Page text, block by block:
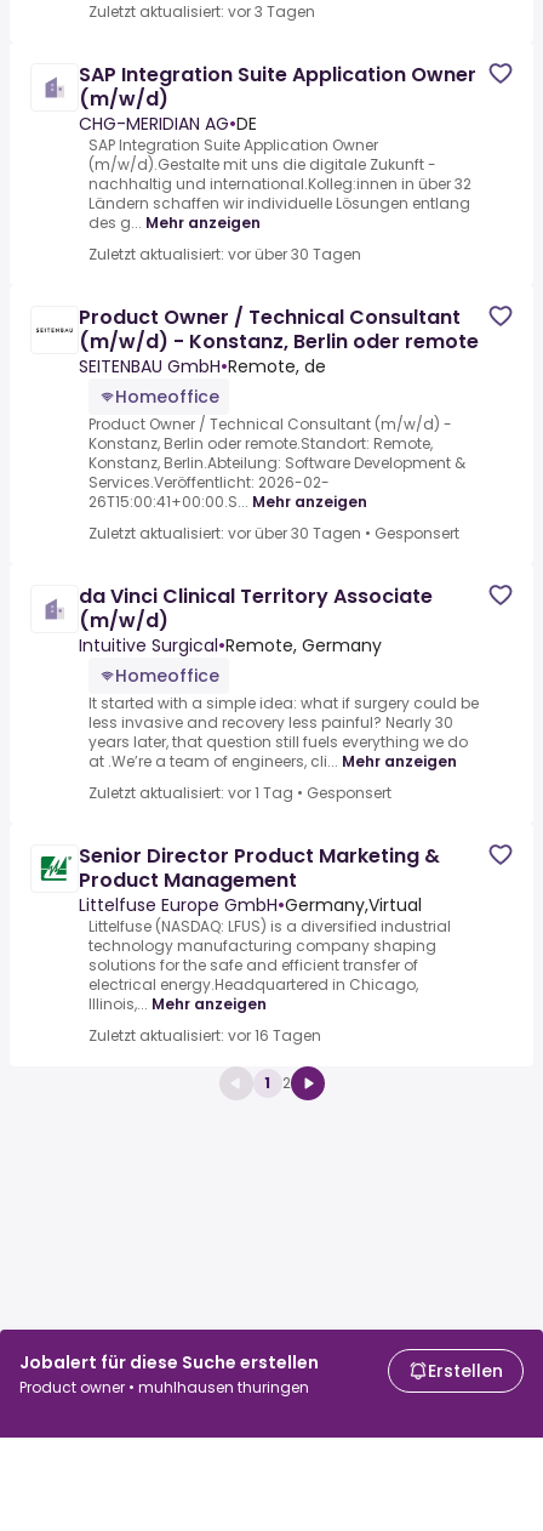
Jobalert für diese Suche erstellen
Product owner • muhlhausen thuringen
Erstellen
Zuletzt aktualisiert: vor 3 Tagen
SAP Integration Suite Application Owner
(m/w/d)
CHG-MERIDIAN AG•DE
SAP Integration Suite Application Owner
(m/w/d).Gestalte mit uns die digitale Zukunft -
nachhaltig und international.Kolleg:innen in über 32
Ländern schaffen wir individuelle Lösungen entlang
des g... Mehr anzeigen
Zuletzt aktualisiert: vor über 30 Tagen
Product Owner / Technical Consultant
(m/w/d) - Konstanz, Berlin oder remote
SEITENBAU GmbH•Remote, de
Homeoffice
Product Owner / Technical Consultant (m/w/d) -
Konstanz, Berlin oder remote.Standort: Remote,
Konstanz, Berlin.Abteilung: Software Development &
Services.Veröffentlicht: 2026-02-
26T15:00:41+00:00.S... Mehr anzeigen
Zuletzt aktualisiert: vor über 30 Tagen • Gesponsert
da Vinci Clinical Territory Associate
(m/w/d)
Intuitive Surgical•Remote, Germany
Homeoffice
It started with a simple idea: what if surgery could be
less invasive and recovery less painful? Nearly 30
years later, that question still fuels everything we do
at .We’re a team of engineers, cli... Mehr anzeigen
Zuletzt aktualisiert: vor 1 Tag • Gesponsert
Senior Director Product Marketing &
Product Management
Littelfuse Europe GmbH•Germany,Virtual
Littelfuse (NASDAQ: LFUS) is a diversified industrial
technology manufacturing company shaping
solutions for the safe and efficient transfer of
electrical energy.Headquartered in Chicago,
Illinois,... Mehr anzeigen
Zuletzt aktualisiert: vor 16 Tagen
1 2